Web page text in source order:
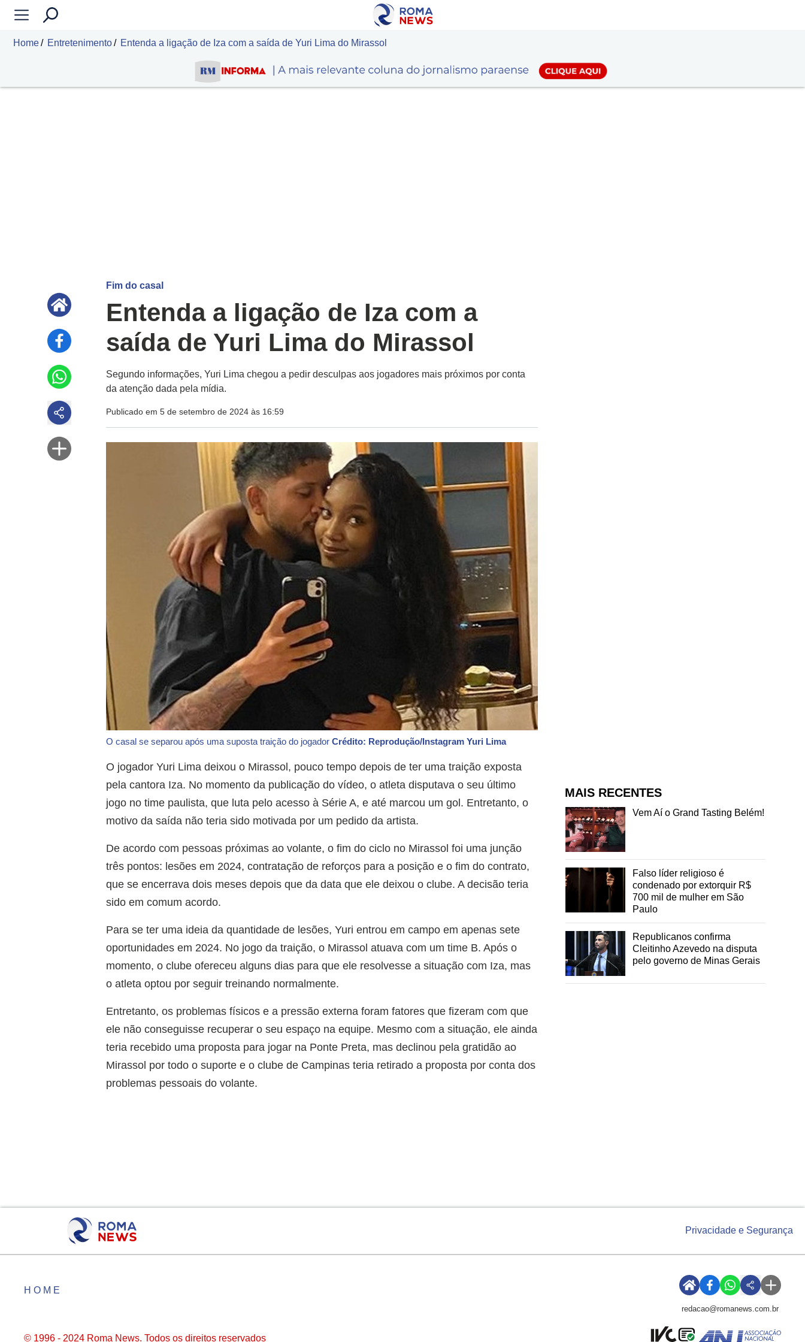
Home Entretenimento Entenda a ligação de Iza com a saída de Yuri Lima do Mirassol
Fim do casal
Entenda a ligação de Iza com a
saída de Yuri Lima do Mirassol
Segundo informações, Yuri Lima chegou a pedir desculpas aos jogadores mais próximos por conta
da atenção dada pela mídia.
Publicado em 5 de setembro de 2024 às 16:59
O casal se separou após uma suposta traição do jogadorCrédito: Reprodução/Instagram Yuri Lima
O jogador Yuri Lima deixou o Mirassol, pouco tempo depois de ter uma traição exposta
pela cantora Iza. No momento da publicação do vídeo, o atleta disputava o seu último
jogo no time paulista, que luta pelo acesso à Série A, e até marcou um gol. Entretanto, o
motivo da saída não teria sido motivada por um pedido da artista.
De acordo com pessoas próximas ao volante, o fim do ciclo no Mirassol foi uma junção
três pontos: lesões em 2024, contratação de reforços para a posição e o fim do contrato,
que se encerrava dois meses depois que da data que ele deixou o clube. A decisão teria
sido em comum acordo.
Para se ter uma ideia da quantidade de lesões, Yuri entrou em campo em apenas sete
oportunidades em 2024. No jogo da traição, o Mirassol atuava com um time B. Após o
momento, o clube ofereceu alguns dias para que ele resolvesse a situação com Iza, mas
o atleta optou por seguir treinando normalmente.
Entretanto, os problemas físicos e a pressão externa foram fatores que fizeram com que
ele não conseguisse recuperar o seu espaço na equipe. Mesmo com a situação, ele ainda
teria recebido uma proposta para jogar na Ponte Preta, mas declinou pela gratidão ao
Mirassol por todo o suporte e o clube de Campinas teria retirado a proposta por conta dos
problemas pessoais do volante.
MAIS RECENTES
Vem Aí o Grand Tasting Belém!
Falso líder religioso é
condenado por extorquir R$
700 mil de mulher em São
Paulo
Republicanos confirma
Cleitinho Azevedo na disputa
pelo governo de Minas Gerais
Privacidade e Segurança
HOME
redacao@romanews.com.br
© 1996 - 2024 Roma News. Todos os direitos reservados